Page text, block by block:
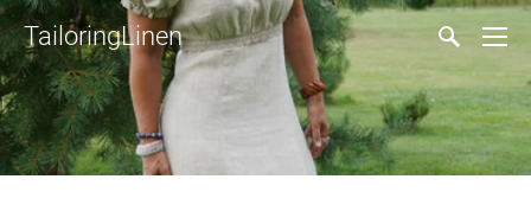
TailoringLinen